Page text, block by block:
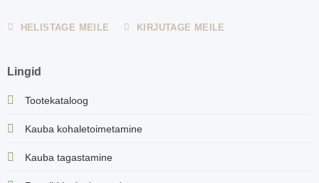
HELISTAGE MEILE KIRJUTAGE MEILE
Lingid
Tootekataloog
Kauba kohaletoimetamine
Kauba tagastamine